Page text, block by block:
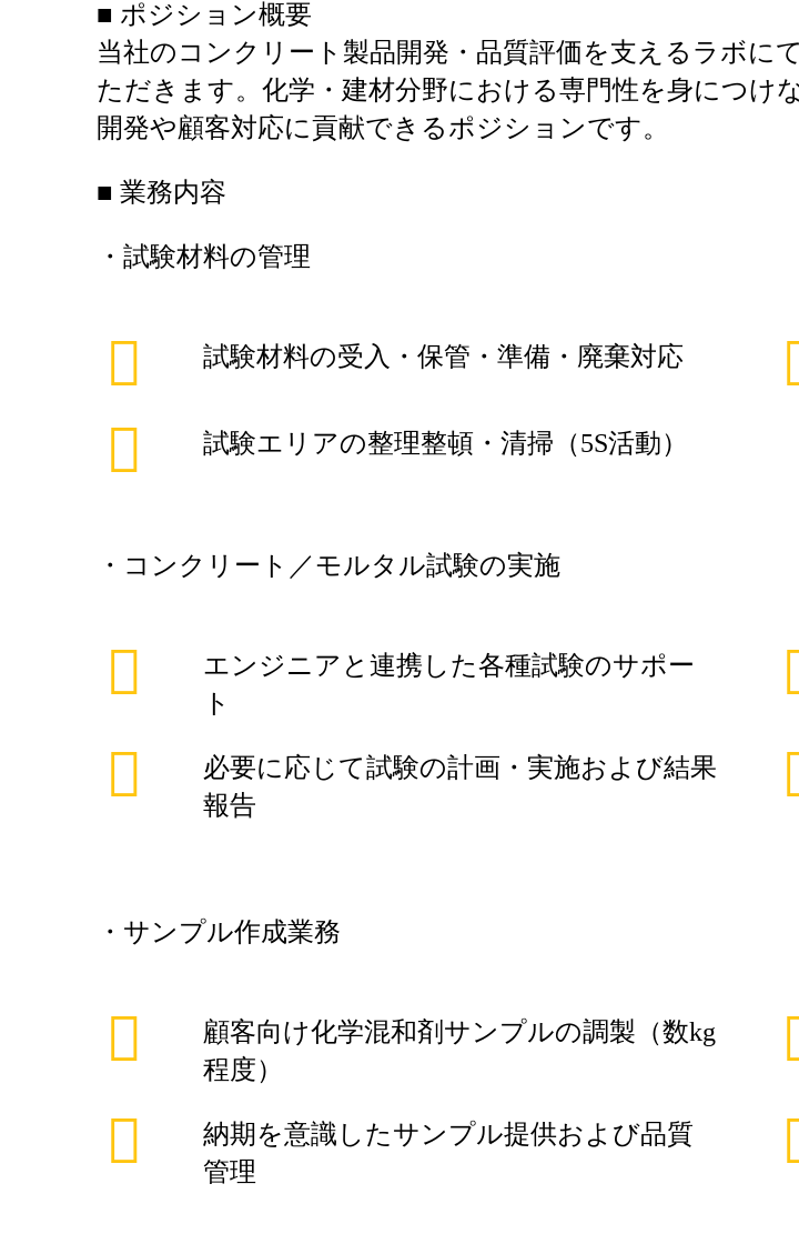
■ ポジション概要
当社のコンクリート製品開発・品質評価を支えるラボに
ただきます。化学・建材分野における専門性を身につけ
開発や顧客対応に貢献できるポジションです。
■ 業務内容
・試験材料の管理
試験材料の受入・保管・準備・廃棄対応
試験エリアの整理整頓・清掃（5S活動）
・コンクリート／モルタル試験の実施
エンジニアと連携した各種試験のサポー
ト
必要に応じて試験の計画・実施および結果
報告
・サンプル作成業務
顧客向け化学混和剤サンプルの調製（数kg
程度）
納期を意識したサンプル提供および品質
管理